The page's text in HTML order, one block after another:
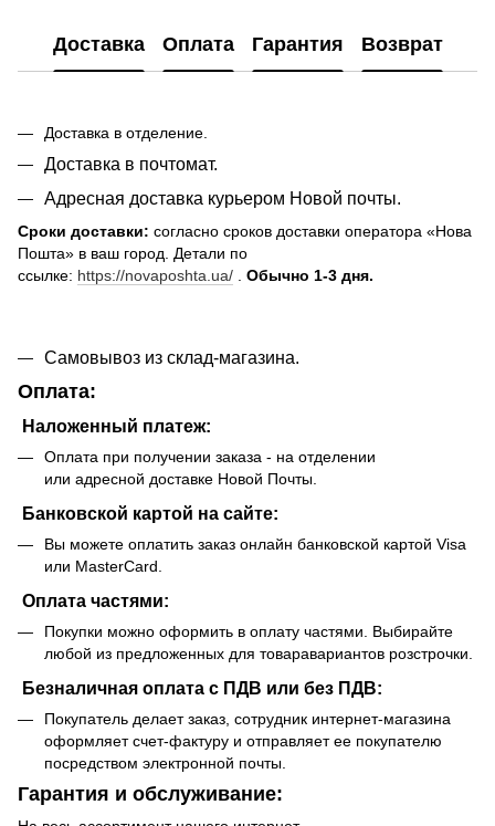
Доставка Оплата Гарантия Возврат
Доставка в отделение.
Доставка в почтомат.
Адресная доставка курьером Новой почты.
Сроки доставки: согласно сроков доставки оператора «Нова
Пошта» в ваш город. Детали по
ссылке: https://novaposhta.ua/ Обычно 1-3 дня.
Самовывоз из склад-магазина.
Оплата:
Наложенный платеж:
Оплата при получении заказа - на отделении
или адресной доставке Новой Почты.
Банковской картой на сайте:
Вы можете оплатить заказ онлайн банковской картой Visa
или MasterCard.
Оплата частями:
Покупки можно оформить в оплату частями. Выбирайте
любой из предложенных для товаравариантов розстрочки.
Безналичная оплата с ПДВ или без ПДВ:
Покупатель делает заказ, сотрудник интернет-магазина
оформляет счет-фактуру и отправляет ее покупателю
посредством электронной почты.
Гарантия и обслуживание: